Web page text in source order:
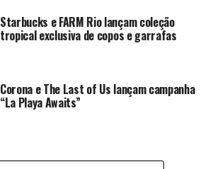
Starbucks e FARM Rio lançam coleção
tropical exclusiva de copos e garrafas
Corona e The Last of Us lançam campanha
“La Playa Awaits”